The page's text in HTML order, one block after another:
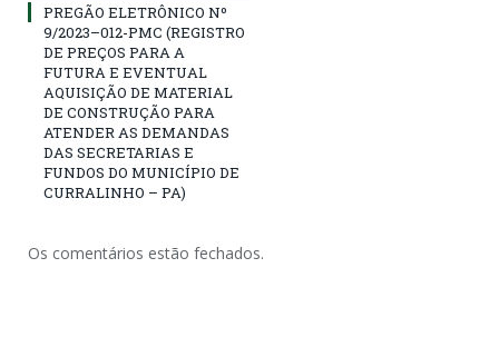
PREGÃO ELETRÔNICO Nº
9/2023–012-PMC (REGISTRO
DE PREÇOS PARA A
FUTURA E EVENTUAL
AQUISIÇÃO DE MATERIAL
DE CONSTRUÇÃO PARA
ATENDER AS DEMANDAS
DAS SECRETARIAS E
FUNDOS DO MUNICÍPIO DE
CURRALINHO – PA)
Os comentários estão fechados.